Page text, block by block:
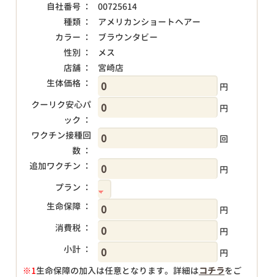
自社番号 ：
00725614
種類 ：
アメリカンショートヘアー
カラー ：
ブラウンタビー
性別 ：
メス
店舗 ：
宮崎店
生体価格 ：
円
クーリク安心パ
ック ：
円
ワクチン接種回
数 ：
回
追加ワクチン ：
円
プラン ：
生命保障 ：
円
消費税 ：
円
小計 ：
円
※1生命保障の加入は任意となります。詳細はコチラをご